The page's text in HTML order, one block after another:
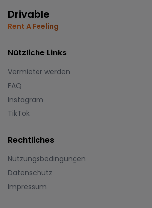
Drivable
Rent A Feeling
Nützliche Links
Vermieter werden
FAQ
Instagram
TikTok
Rechtliches
Nutzungsbedingungen
Datenschutz
Impressum